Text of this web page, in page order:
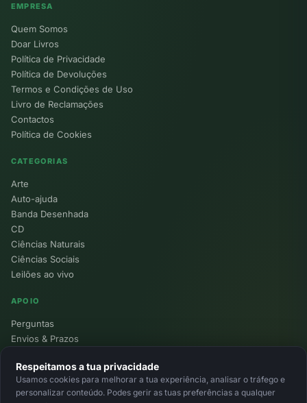
EMPRESA
Quem Somos
Doar Livros
Política de Privacidade
Política de Devoluções
Termos e Condições de Uso
Livro de Reclamações
Contactos
Política de Cookies
CATEGORIAS
Arte
Auto-ajuda
Banda Desenhada
CD
Ciências Naturais
Ciências Sociais
Leilões ao vivo
APOIO
Perguntas
Envios & Prazos
Devoluções
Minha Conta
Respeitamos a tua privacidade
Usamos cookies para melhorar a tua experiência, analisar o tráfego e
personalizar conteúdo. Podes gerir as tuas preferências a qualquer